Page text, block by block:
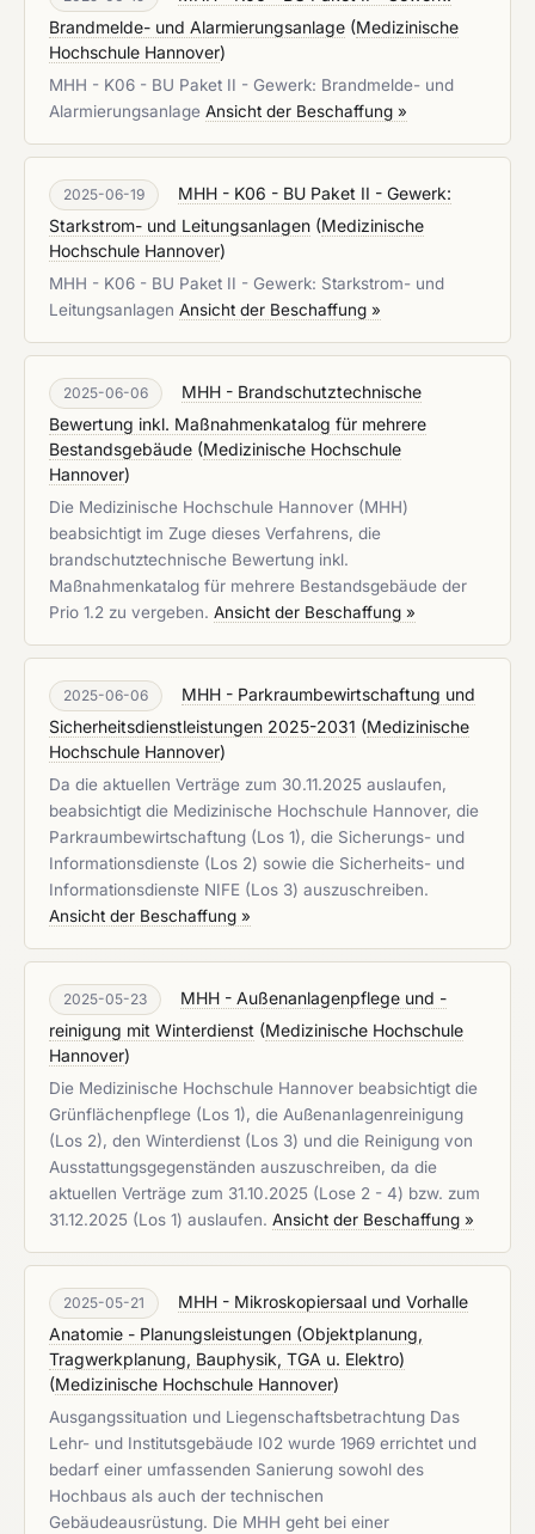
Brandmelde- und Alarmierungsanlage (Medizinische
Hochschule Hannover)
MHH - K06 - BU Paket II - Gewerk: Brandmelde- und
Alarmierungsanlage Ansicht der Beschaffung »
2025-06-19
MHH - K06 - BU Paket II - Gewerk:
Starkstrom- und Leitungsanlagen (Medizinische
Hochschule Hannover)
MHH - K06 - BU Paket II - Gewerk: Starkstrom- und
Leitungsanlagen Ansicht der Beschaffung »
2025-06-06
MHH - Brandschutztechnische
Bewertung inkl. Maßnahmenkatalog für mehrere
Bestandsgebäude (Medizinische Hochschule
Hannover)
Die Medizinische Hochschule Hannover (MHH)
beabsichtigt im Zuge dieses Verfahrens, die
brandschutztechnische Bewertung inkl.
Maßnahmenkatalog für mehrere Bestandsgebäude der
Prio 1.2 zu vergeben. Ansicht der Beschaffung »
2025-06-06
MHH - Parkraumbewirtschaftung und
Sicherheitsdienstleistungen 2025-2031 (Medizinische
Hochschule Hannover)
Da die aktuellen Verträge zum 30.11.2025 auslaufen,
beabsichtigt die Medizinische Hochschule Hannover, die
Parkraumbewirtschaftung (Los 1), die Sicherungs- und
Informationsdienste (Los 2) sowie die Sicherheits- und
Informationsdienste NIFE (Los 3) auszuschreiben.
Ansicht der Beschaffung »
2025-05-23
MHH - Außenanlagenpflege und -
reinigung mit Winterdienst (Medizinische Hochschule
Hannover)
Die Medizinische Hochschule Hannover beabsichtigt die
Grünflächenpflege (Los 1), die Außenanlagenreinigung
(Los 2), den Winterdienst (Los 3) und die Reinigung von
Ausstattungsgegenständen auszuschreiben, da die
aktuellen Verträge zum 31.10.2025 (Lose 2 - 4) bzw. zum
31.12.2025 (Los 1) auslaufen. Ansicht der Beschaffung »
2025-05-21
MHH - Mikroskopiersaal und Vorhalle
Anatomie - Planungsleistungen (Objektplanung,
Tragwerkplanung, Bauphysik, TGA u. Elektro)
(Medizinische Hochschule Hannover)
Ausgangssituation und Liegenschaftsbetrachtung Das
Lehr- und Institutsgebäude I02 wurde 1969 errichtet und
bedarf einer umfassenden Sanierung sowohl des
Hochbaus als auch der technischen
Gebäudeausrüstung. Die MHH geht bei einer